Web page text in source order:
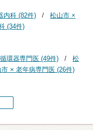
内科 (82件)
松山市 ×
(34件)
環器専門医 (49件)
松
市 × 老年病専門医 (26件)